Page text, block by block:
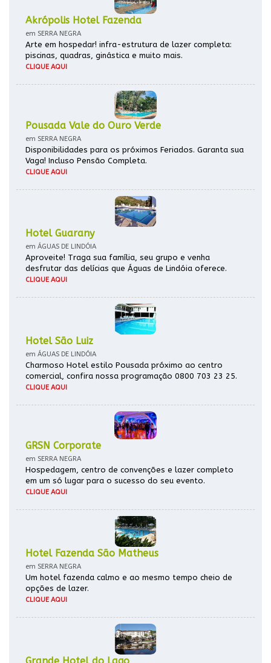
Akrópolis Hotel Fazenda
em SERRA NEGRA
Arte em hospedar! infra-estrutura de lazer completa:
piscinas, quadras, ginástica e muito mais.
CLIQUE AQUI
Pousada Vale do Ouro Verde
em SERRA NEGRA
Disponibilidades para os próximos Feriados. Garanta sua
Vaga! Incluso Pensão Completa.
CLIQUE AQUI
Hotel Guarany
em ÁGUAS DE LINDÓIA
Aproveite! Traga sua família, seu grupo e venha
desfrutar das delícias que Águas de Lindóia oferece.
CLIQUE AQUI
Hotel São Luiz
em ÁGUAS DE LINDÓIA
Charmoso Hotel estilo Pousada próximo ao centro
comercial, confira nossa programação 0800 703 23 25.
CLIQUE AQUI
GRSN Corporate
em SERRA NEGRA
Hospedagem, centro de convenções e lazer completo
em um só lugar para o sucesso do seu evento.
CLIQUE AQUI
Hotel Fazenda São Matheus
em SERRA NEGRA
Um hotel fazenda calmo e ao mesmo tempo cheio de
opções de lazer.
CLIQUE AQUI